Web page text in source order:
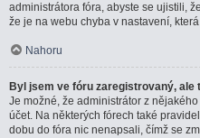
administrátora fóra, abyste se ujistili,
že je na webu chyba v nastavení,
Nahoru
Byl jsem ve fóru zaregistrovaný, ale
Je možné, že administrátor z
účet. Na některých fórech také
dobu do fóra nic nenapsali, čímž se